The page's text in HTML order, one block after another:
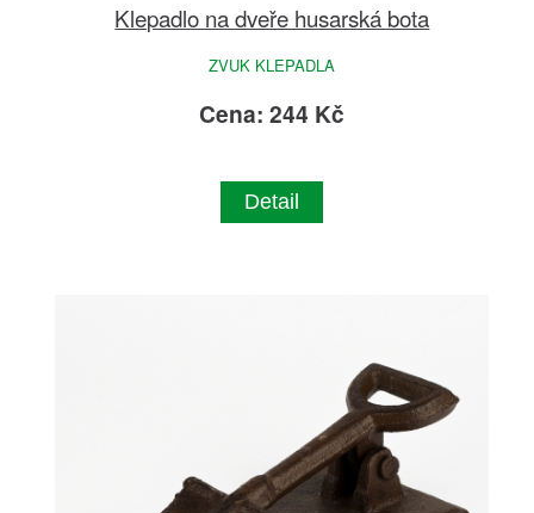
Klepadlo na dveře husarská bota
ZVUK KLEPADLA
Cena: 244 Kč
Detail